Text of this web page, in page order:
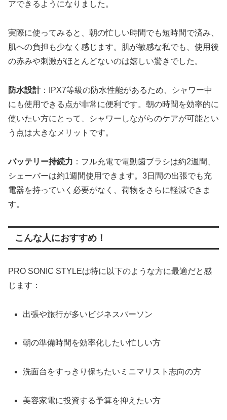
アできるようになりました。
実際に使ってみると、朝の忙しい時間でも短時間で済み、
肌への負担も少なく感じます。肌が敏感な私でも、使用後
の赤みや刺激がほとんどないのは嬉しい驚きでした。
防水設計：IPX7等級の防水性能があるため、シャワー中
にも使用できる点が非常に便利です。朝の時間を効率的に
使いたい方にとって、シャワーしながらのケアが可能とい
う点は大きなメリットです。
バッテリー持続力 ：フル充電で電動歯ブラシは約2週間、
シェーバーは約1週間使用できます。3日間の出張でも充
電器を持っていく必要がなく、荷物をさらに軽減できま
す。
こんな人におすすめ！
PRO SONIC STYLEは特に以下のような方に最適だと感
じます：
出張や旅行が多いビジネスパーソン
朝の準備時間を効率化したい忙しい方
洗面台をすっきり保ちたいミニマリスト志向の方
美容家電に投資する予算を抑えたい方